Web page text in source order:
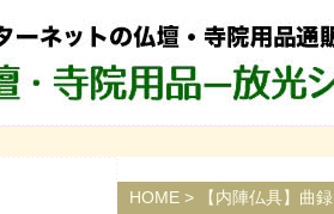
HOME > 【内陣仏具】曲